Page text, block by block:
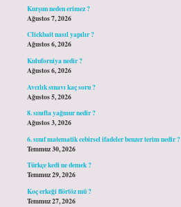
Kurşun neden erimez ?
Ağustos 7, 2026
Clickbait nasıl yapılır ?
Ağustos 6, 2026
Kuluforniya nedir ?
Ağustos 6, 2026
Avcılık sınavı kaç soru ?
Ağustos 5, 2026
8. sınıfta yağmur nedir ?
Ağustos 3, 2026
6. sınıf matematik cebirsel ifadeler benzer terim nedir ?
Temmuz 30, 2026
Türkçe kedi ne demek ?
Temmuz 29, 2026
Koç erkeği flörtöz mü ?
Temmuz 27, 2026